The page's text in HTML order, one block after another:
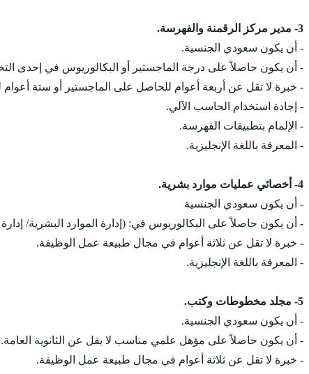
3- مدير مركز الرقمنة والفهرسة.
- أن يكون سعودي الجنسية.
- أن يكون حاصلاً على درجة الماجستير أو البكالوريوس في إحدى
- خبرة لا تقل عن أربعة أعوام للحاصل على الماجستير أو ستة أعوام
- إجادة استخدام الحاسب الآلي.
- الإلمام بتطبيقات الفهرسة.
- المعرفة باللغة الإنجليزية.
4- أخصائي عمليات موارد بشرية.
- أن يكون سعودي الجنسية
- أن يكون حاصلاً على البكالوريوس في: (إدارة الموارد البشرية/
- خبرة لا تقل عن ثلاثة أعوام في مجال طبيعة عمل الوظيفة.
- المعرفة باللغة الإنجليزية.
5- مجلد مخطوطات وكتب.
- أن يكون سعودي الجنسية.
- أن يكون حاصلاً على مؤهل علمي مناسب لا يقل عن الثانوية العامة.
- خبرة لا تقل عن ثلاثة أعوام في مجال طبيعة عمل الوظيفة.